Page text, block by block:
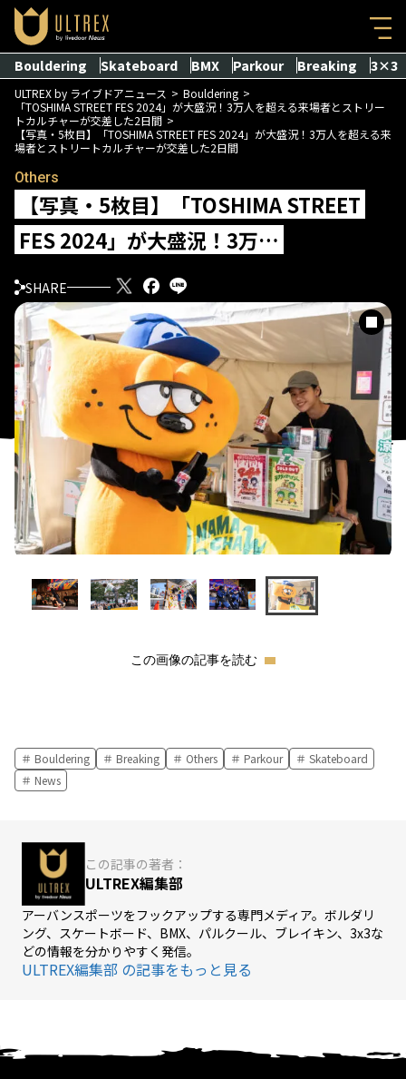
Bouldering Skateboard BMX Parkour Breaking 3×3
ULTREX by ライブドアニュース
Bouldering
「TOSHIMA STREET FES 2024」が大盛況！3万人を超える来場者とストリー
トカルチャーが交差した2日間
【写真・5枚目】「TOSHIMA STREET FES 2024」が大盛況！3万人を超える来
場者とストリートカルチャーが交差した2日間
Others
【写真・5枚目】「TOSHIMA STREET
FES 2024」が大盛況！3万…
SHARE
この画像の記事を読む
Bouldering Breaking Others Parkour
Skateboard
News
この記事の著者：
ULTREX編集部
アーバンスポーツをフックアップする専門メディア。ボルダリ
ング、スケートボード、BMX、パルクール、ブレイキン、3x3な
どの情報を分かりやすく発信。
ULTREX編集部 の記事をもっと見る